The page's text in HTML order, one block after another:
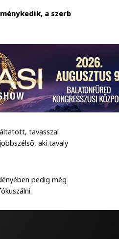
a szerb
tavasszal
aki tavaly
pedig még